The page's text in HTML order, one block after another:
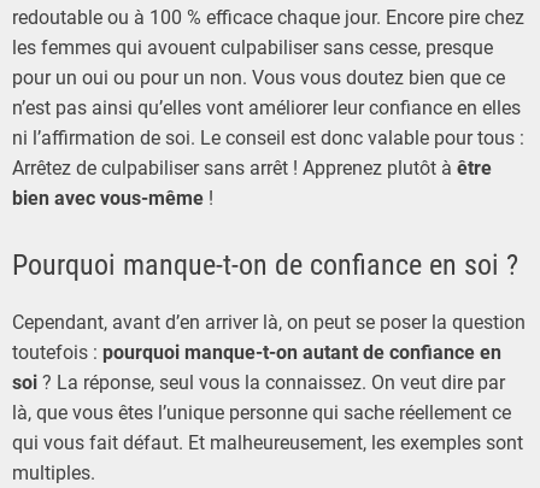
redoutable ou à 100 % efficace chaque jour. Encore pire chez
les femmes qui avouent culpabiliser sans cesse, presque
pour un oui ou pour un non. Vous vous doutez bien que ce
n’est pas ainsi qu’elles vont améliorer leur confiance en elles
ni l’affirmation de soi. Le conseil est donc valable pour tous :
Arrêtez de culpabiliser sans arrêt ! Apprenez plutôt à être
bien avec vous-même !
Pourquoi manque-t-on de confiance en soi ?
Cependant, avant d’en arriver là, on peut se poser la question
toutefois : pourquoi manque-t-on autant de confiance en
soi ? La réponse, seul vous la connaissez. On veut dire par
là, que vous êtes l’unique personne qui sache réellement ce
qui vous fait défaut. Et malheureusement, les exemples sont
multiples.